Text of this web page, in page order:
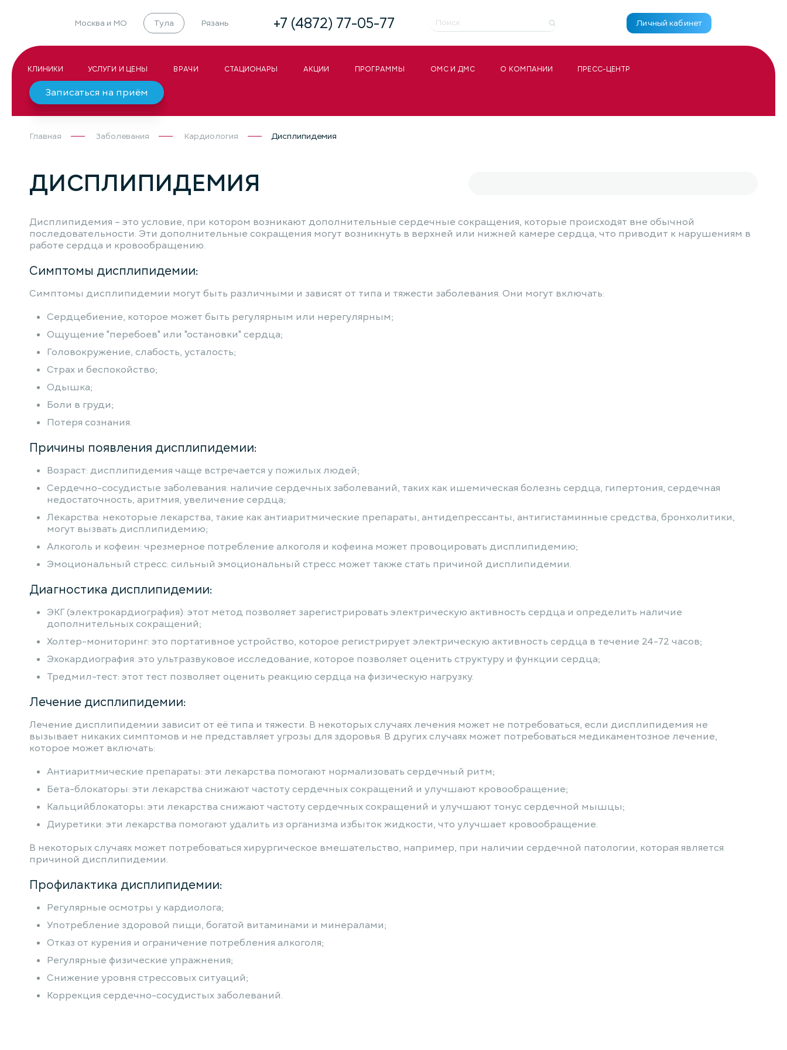
Москва и МО Тула Рязань +7 (4872) 77-05-77 Личный кабинет
КЛИНИКИ УСЛУГИ И ЦЕНЫ ВРАЧИ СТАЦИОНАРЫ АКЦИИ ПРОГРАММЫ ОМС И ДМС О КОМПАНИИ ПРЕСС-ЦЕНТР
Записаться на приём
Главная Заболевания Кардиология Дисплипидемия
ДИСПЛИПИДЕМИЯ
Дисплипидемия – это условие, при котором возникают дополнительные сердечные сокращения, которые происходят вне обычной
последовательности. Эти дополнительные сокращения могут возникнуть в верхней или нижней камере сердца, что приводит к нарушениям в
работе сердца и кровообращению.
Симптомы дисплипидемии:
Симптомы дисплипидемии могут быть различными и зависят от типа и тяжести заболевания. Они могут включать:
Сердцебиение, которое может быть регулярным или нерегулярным;
Ощущение "перебоев" или "остановки" сердца;
Головокружение, слабость, усталость;
Страх и беспокойство;
Одышка;
Боли в груди;
Потеря сознания.
Причины появления дисплипидемии:
Возраст: дисплипидемия чаще встречается у пожилых людей;
Сердечно-сосудистые заболевания: наличие сердечных заболеваний, таких как ишемическая болезнь сердца, гипертония, сердечная
недостаточность, аритмия, увеличение сердца;
Лекарства: некоторые лекарства, такие как антиаритмические препараты, антидепрессанты, антигистаминные средства, бронхолитики,
могут вызвать дисплипидемию;
Алкоголь и кофеин: чрезмерное потребление алкоголя и кофеина может провоцировать дисплипидемию;
Эмоциональный стресс: сильный эмоциональный стресс может также стать причиной дисплипидемии.
Диагностика дисплипидемии:
ЭКГ (электрокардиография): этот метод позволяет зарегистрировать электрическую активность сердца и определить наличие
дополнительных сокращений;
Холтер-мониторинг: это портативное устройство, которое регистрирует электрическую активность сердца в течение 24-72 часов;
Эхокардиография: это ультразвуковое исследование, которое позволяет оценить структуру и функции сердца;
Тредмил-тест: этот тест позволяет оценить реакцию сердца на физическую нагрузку.
Лечение дисплипидемии:
Лечение дисплипидемии зависит от её типа и тяжести. В некоторых случаях лечения может не потребоваться, если дисплипидемия не
вызывает никаких симптомов и не представляет угрозы для здоровья. В других случаях может потребоваться медикаментозное лечение,
которое может включать:
Антиаритмические препараты: эти лекарства помогают нормализовать сердечный ритм;
Бета-блокаторы: эти лекарства снижают частоту сердечных сокращений и улучшают кровообращение;
Кальцийблокаторы: эти лекарства снижают частоту сердечных сокращений и улучшают тонус сердечной мышцы;
Диуретики: эти лекарства помогают удалить из организма избыток жидкости, что улучшает кровообращение.
В некоторых случаях может потребоваться хирургическое вмешательство, например, при наличии сердечной патологии, которая является
причиной дисплипидемии.
Профилактика дисплипидемии:
Регулярные осмотры у кардиолога;
Употребление здоровой пищи, богатой витаминами и минералами;
Отказ от курения и ограничение потребления алкоголя;
Регулярные физические упражнения;
Снижение уровня стрессовых ситуаций;
Коррекция сердечно-сосудистых заболеваний.